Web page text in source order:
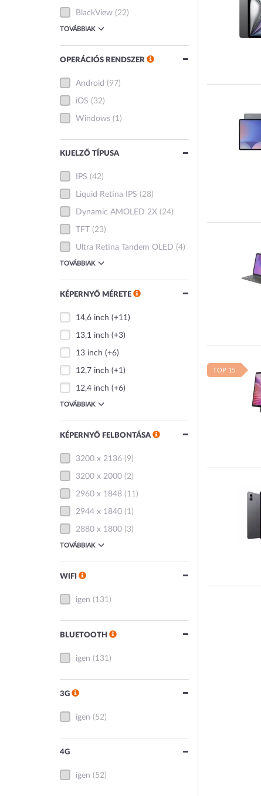
BlackView (22)
TOVÁBBIAK
OPERÁCIÓS RENDSZER
Android (97)
iOS (32)
Windows (1)
KIJELZŐ TÍPUSA
IPS (42)
Liquid Retina IPS (28)
Dynamic AMOLED 2X (24)
TFT (23)
Ultra Retina Tandem OLED (4)
TOVÁBBIAK
KÉPERNYŐ MÉRETE
14,6 inch (+11)
13,1 inch (+3)
13 inch (+6)
12,7 inch (+1)
12,4 inch (+6)
TOVÁBBIAK
KÉPERNYŐ FELBONTÁSA
3200 x 2136 (9)
3200 x 2000 (2)
2960 x 1848 (11)
2944 x 1840 (1)
2880 x 1800 (3)
TOVÁBBIAK
WIFI
igen (131)
BLUETOOTH
igen (131)
3G
igen (52)
4G
igen (52)
TOP 15